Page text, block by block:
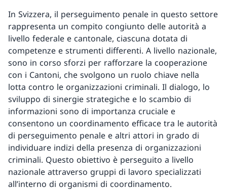
In Svizzera, il perseguimento penale in questo settore
rappresenta un compito congiunto delle autorità a
livello federale e cantonale, ciascuna dotata di
competenze e strumenti differenti. A livello nazionale,
sono in corso sforzi per rafforzare la cooperazione
con i Cantoni, che svolgono un ruolo chiave nella
lotta contro le organizzazioni criminali. Il dialogo, lo
sviluppo di sinergie strategiche e lo scambio di
informazioni sono di importanza cruciale e
consentono un coordinamento efficace tra le autorità
di perseguimento penale e altri attori in grado di
individuare indizi della presenza di organizzazioni
criminali. Questo obiettivo è perseguito a livello
nazionale attraverso gruppi di lavoro specializzati
all’interno di organismi di coordinamento.